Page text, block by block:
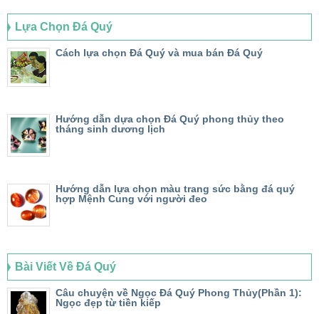
Lựa Chọn Đá Quý
Cách lựa chọn Đá Quý và mua bán Đá Quý
Hướng dẫn dựa chọn Đá Quý phong thủy theo
tháng sinh dương lịch
Hướng dẫn lựa chọn màu trang sức bằng đá quý
hợp Mệnh Cung với người đeo
Bài Viết Về Đá Quý
Câu chuyện về Ngọc Đá Quý Phong Thủy(Phần 1):
Ngọc đẹp từ tiền kiếp